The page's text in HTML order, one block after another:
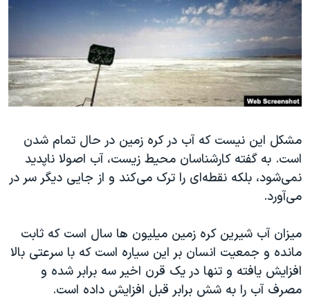
فرهنگ و زندگی
حقوق شهروندی
اقتصادی
علم و فناوری
گالری عکس
آرشیو پخش زنده
مستندها
انتخابات ریاست جمهوری آمریکا ۲۰۲۴
حمله جمهوری اسلامی به اسرائیل
رمز مهسا
اعتراضات زن، زندگی، آزادی
مجموعه مستندهای دادخواهی
تریبونال مردمی آبان ۹۸
چهل سال گروگان‌گیری
قانون شفافیت دارائی کادر رهبری ایران
اعتراضات مردمی آبان ۹۸
دنبال کنید
زبانهای مختلف
مشکل این نیست که آب در کره زمین در حال تمام شدن
است. به گفته کارشناسان محیط زیست، آب اصولا ناپدید
نمی‌شود، بلکه نقطه‌ای را ترک می‌کند و از جایی دیگر سر در
می‌آورد.
میزان آب شیرین کره زمین میلیون ها سال است که ثابت
مانده و جمعیت انسان بر این سیاره است که با سرعتی بالا
افزایش یافته و تنها در یک قرن اخیر سه برابر شده و
مصرف آب را به شش برابر قبل افزایش داده است.